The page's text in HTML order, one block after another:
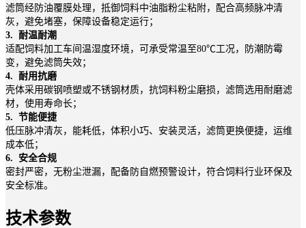
滤筒经防油覆膜处理，抵御饲料中油脂粉尘粘附，配合高频脉冲清
灰，避免堵塞，保障设备稳定运行；
3. 耐温耐潮
适配饲料加工车间温湿度环境，可承受常温至80℃工况，防潮防霉
变，避免滤筒失效；
4. 耐用抗磨
壳体采用碳钢喷塑或不锈钢材质，抗饲料粉尘磨损，滤筒选用耐磨滤
材，使用寿命长；
5. 节能便捷
低压脉冲清灰，能耗低，体积小巧、安装灵活，滤筒更换便捷，运维
成本低；
6. 安全合规
密封严密，无粉尘泄漏，配备防自燃预警设计，符合饲料行业环保及
安全标准。
技术参数